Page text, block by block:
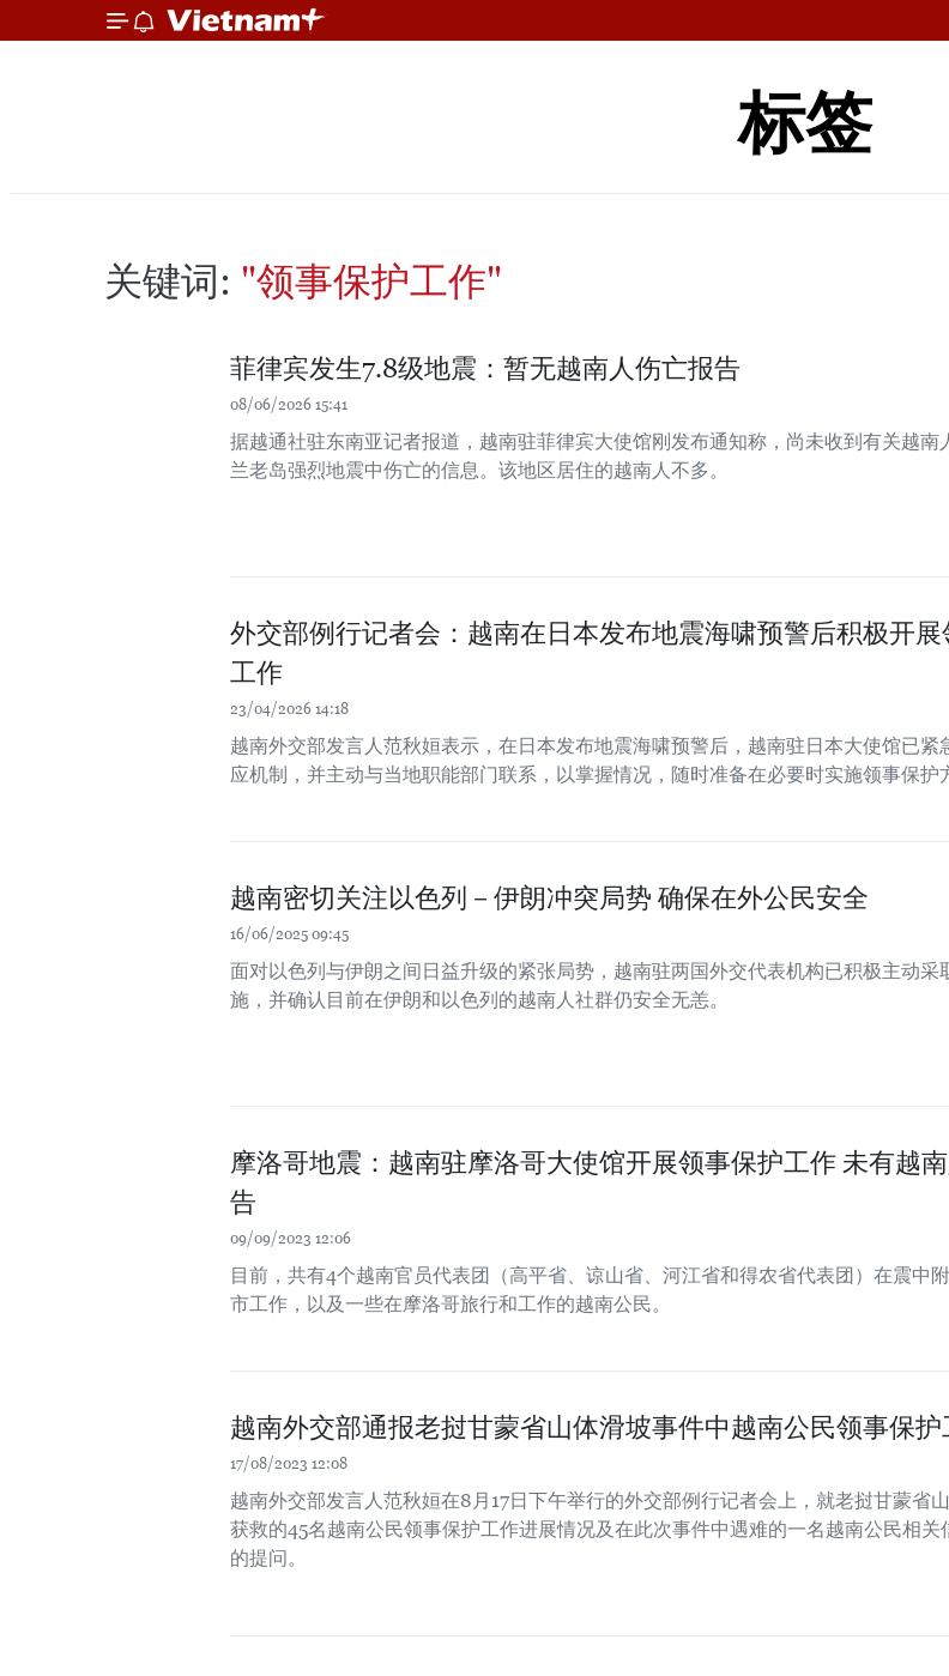
标签
关键词: "领事保护工作"
菲律宾发生7.8级地震：暂无越南人伤亡报告
08/06/2026 15:41
据越通社驻东南亚记者报道，越南驻菲律宾大使馆刚发布通知称，尚未收到有关越南
兰老岛强烈地震中伤亡的信息。该地区居住的越南人不多。
外交部例行记者会：越南在日本发布地震海啸预警后积极开展
工作
23/04/2026 14:18
越南外交部发言人范秋姮表示，在日本发布地震海啸预警后，越南驻日本大使馆已紧
应机制，并主动与当地职能部门联系，以掌握情况，随时准备在必要时实施领事保护
越南密切关注以色列－伊朗冲突局势 确保在外公民安全
16/06/2025 09:45
面对以色列与伊朗之间日益升级的紧张局势，越南驻两国外交代表机构已积极主动采
施，并确认目前在伊朗和以色列的越南人社群仍安全无恙。
摩洛哥地震：越南驻摩洛哥大使馆开展领事保护工作 未有越
告
09/09/2023 12:06
目前，共有4个越南官员代表团（高平省、谅山省、河江省和得农省代表团）在震中
市工作，以及一些在摩洛哥旅行和工作的越南公民。
越南外交部通报老挝甘蒙省山体滑坡事件中越南公民领事保
17/08/2023 12:08
越南外交部发言人范秋姮在8月17日下午举行的外交部例行记者会上，就老挝甘蒙省
获救的45名越南公民领事保护工作进展情况及在此次事件中遇难的一名越南公民相关
的提问。